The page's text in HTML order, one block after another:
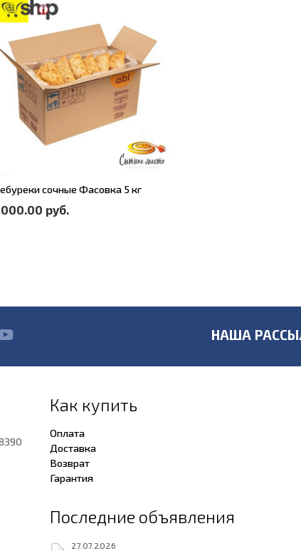
сочные Фасовка 5 кг
руб.
НАША
Как купить
Оплата
Доставка
Возврат
Гарантия
Последние объявления
27.07.2026